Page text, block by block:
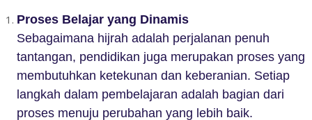
Proses Belajar yang Dinamis
Sebagaimana hijrah adalah perjalanan penuh
tantangan, pendidikan juga merupakan proses yang
membutuhkan ketekunan dan keberanian. Setiap
langkah dalam pembelajaran adalah bagian dari
proses menuju perubahan yang lebih baik.